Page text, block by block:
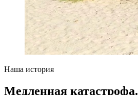
Наша история
Медленная катастрофа.